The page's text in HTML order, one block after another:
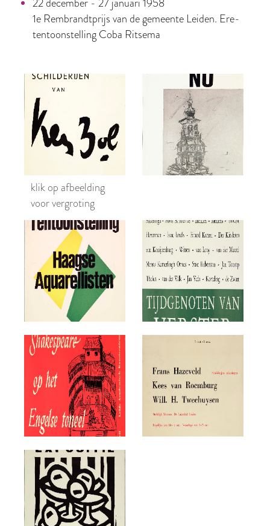
1e Rembrandtprijs van de gemeente Leiden. Ere-
tentoonstelling Coba Ritsema
klik op afbeelding
voor vergroting